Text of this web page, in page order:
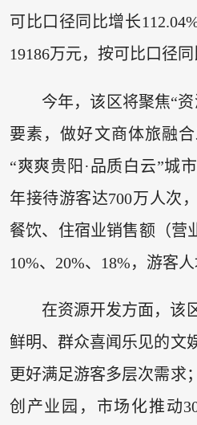
可比口径同比增长
19186万元，按可比口径同
今年，该区将聚焦“
要素，做好文商体旅融
“爽爽贵阳·品质白云”城
年接待游客达700万人次
餐饮、住宿业销售额（营
10%、20%、18%，游客人
在资源开发方面，该
鲜明、群众喜闻乐见的文
更好满足游客多层次需求
创产业园，市场化推动